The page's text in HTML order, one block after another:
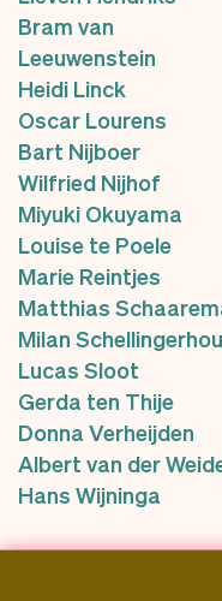
Bram van
Leeuwenstein
Heidi Linck
Oscar Lourens
Bart Nijboer
Wilfried Nijhof
Miyuki Okuyama
Louise te Poele
Marie Reintjes
Matthias
Milan
Lucas Sloot
Gerda ten Thije
Donna Verheijden
Albert van der
Hans Wijninga